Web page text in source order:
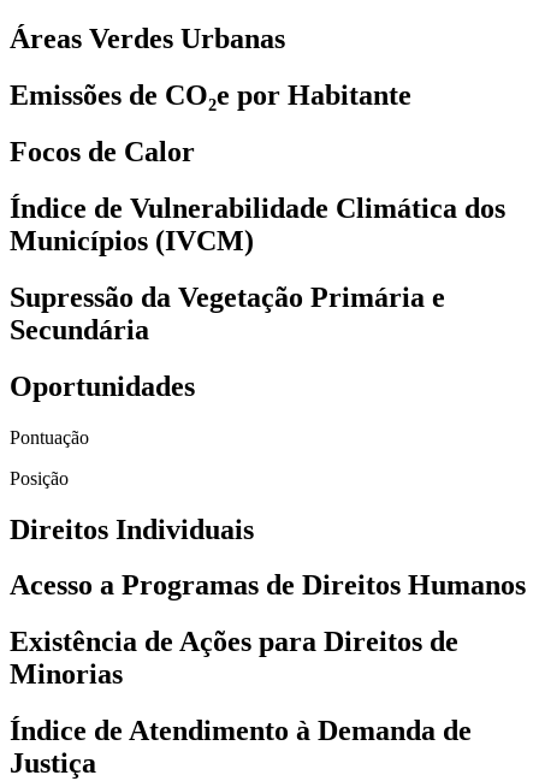
Áreas Verdes Urbanas
Emissões de CO₂e por Habitante
Focos de Calor
Índice de Vulnerabilidade Climática dos
Municípios (IVCM)
Supressão da Vegetação Primária e
Secundária
Oportunidades
Pontuação
Posição
Direitos Individuais
Acesso a Programas de Direitos Humanos
Existência de Ações para Direitos de
Minorias
Índice de Atendimento à Demanda de
Justiça